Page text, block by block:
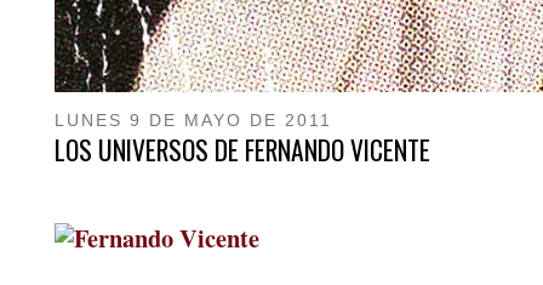
LUNES 9 DE MAYO DE 2011
LOS UNIVERSOS DE FERNANDO VICENTE